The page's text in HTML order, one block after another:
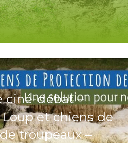
ciné-débat –
Loup et chiens de
troupeaux –